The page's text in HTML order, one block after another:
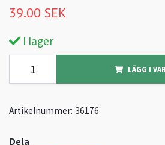
39.00 SEK
I lager
LÄGG I
Artikelnummer: 36176
Dela